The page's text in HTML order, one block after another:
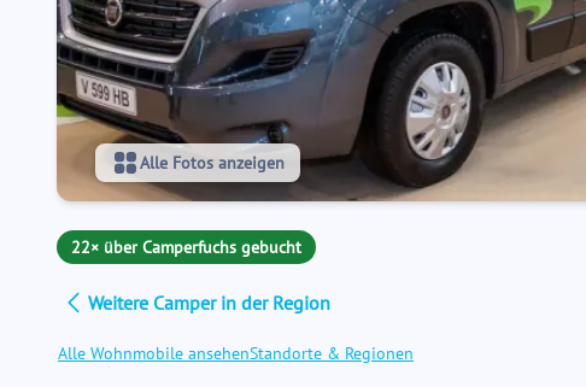
Alle Fotos anzeigen
22× über Camperfuchs gebucht
Weitere Camper in der Region
Alle Wohnmobile ansehenStandorte & Regionen